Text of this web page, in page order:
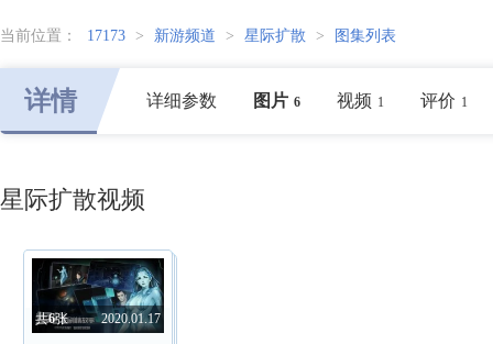
当前位置： 17173 > 新游频道 > 星际扩散 > 图集列表
详情 详细参数 图片 6 视频 1 评价 1
星际扩散视频
共6张 2020.01.17